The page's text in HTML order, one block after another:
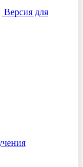
Версия для